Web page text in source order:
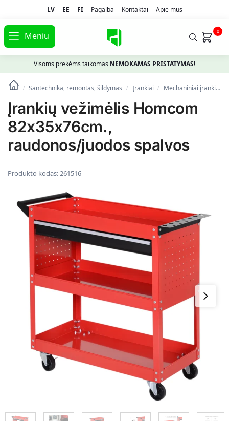
LV EE FI Pagalba Kontaktai Apie mus
Meniu 0
Visoms prekėms taikomas NEMOKAMAS PRISTATYMAS!
/ Santechnika, remontas, šildymas / Įrankiai / Mechaniniai įrankiai
Įrankių vežimėlis Homcom
82x35x76cm.,
raudonos/juodos spalvos
Produkto kodas:261516